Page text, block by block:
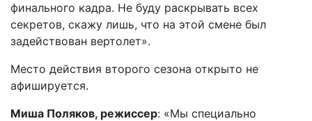
финального кадра. Не буду раскрывать всех
секретов, скажу лишь, что на этой смене был
задействован вертолет».
Место действия второго сезона открыто не
афишируется.
Миша Поляков, режиссер: «Мы специально